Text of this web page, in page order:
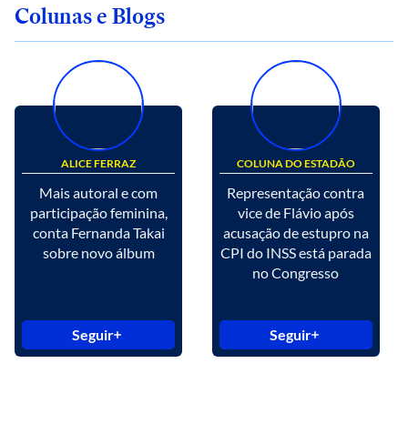
Colunas e Blogs
ALICE FERRAZ
Mais autoral e com
participação feminina,
conta Fernanda Takai
sobre novo álbum
Seguir
COLUNA DO ESTADÃO
Representação contra
vice de Flávio após
acusação de estupro na
CPI do INSS está parada
no Congresso
Seguir